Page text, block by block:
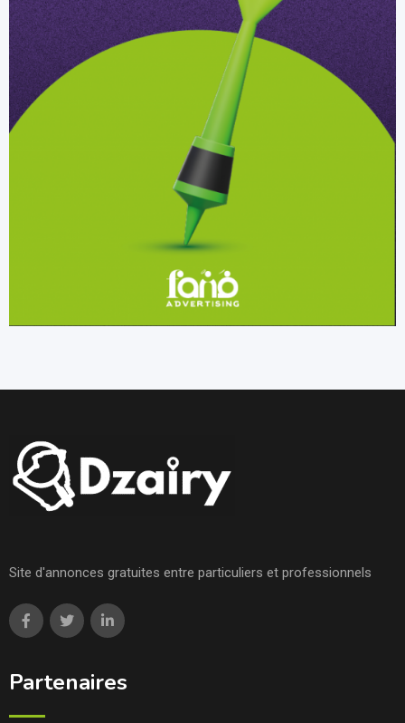
Site d'annonces gratuites entre particuliers et professionnels
Partenaires